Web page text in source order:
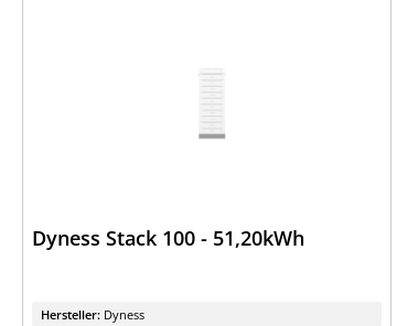
Dyness Stack 100 - 51,20kWh
Hersteller: Dyness